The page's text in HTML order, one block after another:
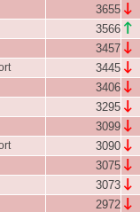
3655 ↓
3566 ↑
3457 ↓
3445 ↓
3406 ↓
3295 ↓
3099 ↓
3090 ↓
3075 ↓
3073 ↓
2972 ↓